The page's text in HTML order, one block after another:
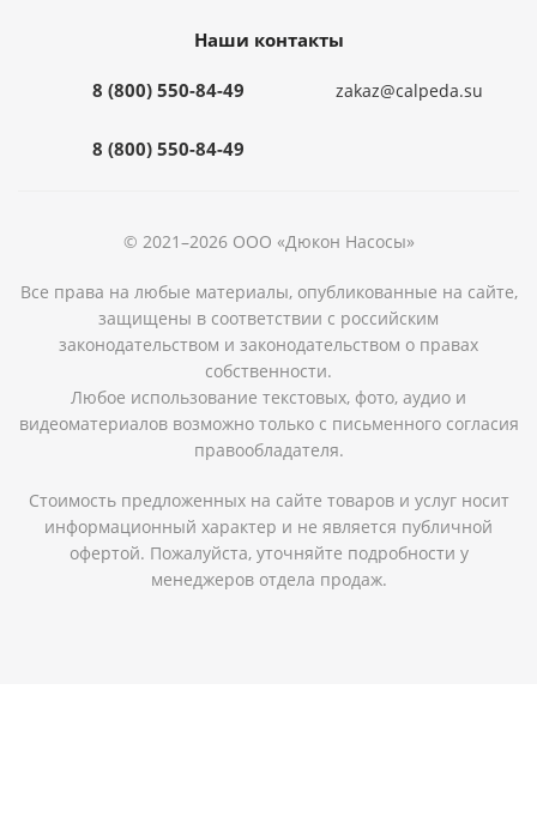
Наши контакты
8 (800) 550-84-49
8 (800) 550-84-49
zakaz@calpeda.su
© 2021–2026 ООО «Дюкон Насосы»
Все права на любые материалы, опубликованные на сайте,
защищены в соответствии с российским
законодательством и законодательством о правах
собственности.
Любое использование текстовых, фото, аудио и
видеоматериалов возможно только с письменного согласия
правообладателя.
Стоимость предложенных на сайте товаров и услуг носит
информационный характер и не является публичной
офертой. Пожалуйста, уточняйте подробности у
менеджеров отдела продаж.